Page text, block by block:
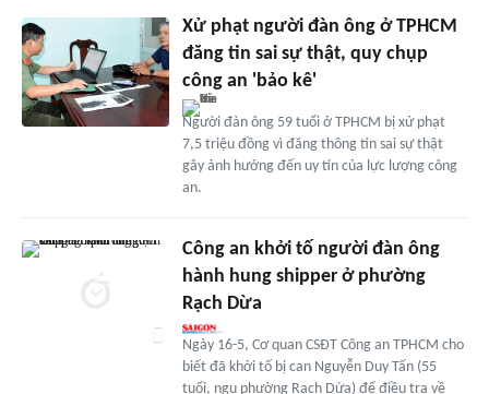
Xử phạt người đàn ông ở TPHCM
đăng tin sai sự thật, quy chụp
công an 'bảo kê'
Người đàn ông 59 tuổi ở TPHCM bị xử phạt
7,5 triệu đồng vì đăng thông tin sai sự thật
gây ảnh hưởng đến uy tín của lực lượng công
an.
Công an khởi tố người đàn ông
hành hung shipper ở phường
Rạch Dừa
Ngày 16-5, Cơ quan CSĐT Công an TPHCM cho
biết đã khởi tố bị can Nguyễn Duy Tấn (55
tuổi, ngụ phường Rạch Dừa) để điều tra về